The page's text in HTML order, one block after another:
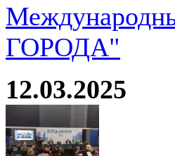
ГОРОДА"
12.03.2025